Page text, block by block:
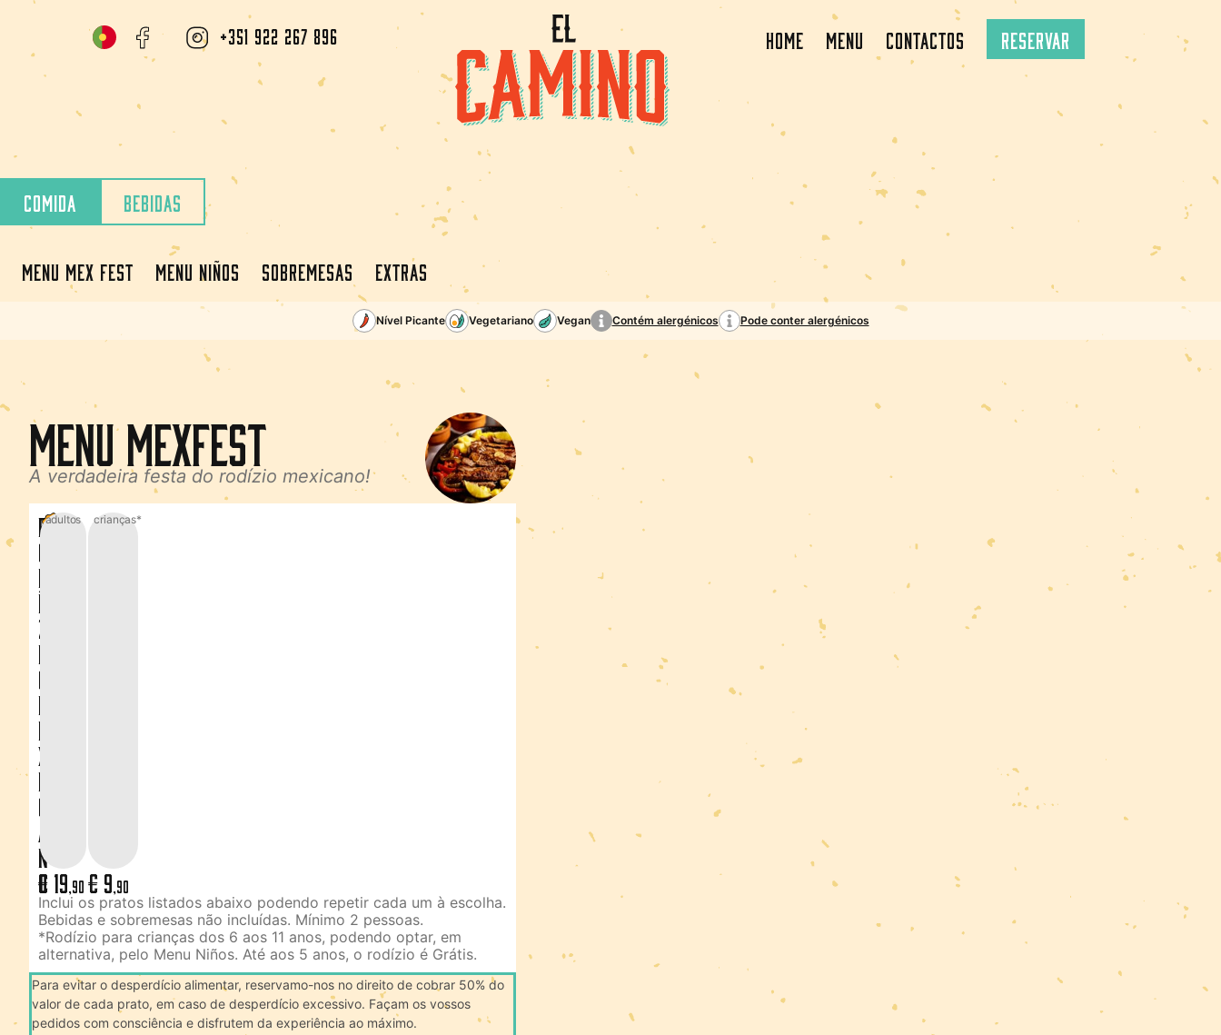
+351 922 267 896 Home Menu Contactos Reservar
Comida Bebidas
Menu Mex Fest Menu niños Sobremesas Extras
Nível Picante Vegetariano Vegan Contém alergénicos Pode conter alergénicos
Menu MexFest
A verdadeira festa do rodízio mexicano!
R
o
d
í
z
i
o
M
e
x
i
c
a
n
o
adultos
€ 19 ,90
crianças*
€ 9 ,90
Inclui os pratos listados abaixo podendo repetir cada um à escolha.
Bebidas e sobremesas não incluídas. Mínimo 2 pessoas.
*Rodízio para crianças dos 6 aos 11 anos, podendo optar, em
alternativa, pelo Menu Niños. Até aos 5 anos, o rodízio é Grátis.
Para evitar o desperdício alimentar, reservamo-nos no direito de cobrar 50% do
valor de cada prato, em caso de desperdício excessivo. Façam os vossos
pedidos com consciência e disfrutem da experiência ao máximo.